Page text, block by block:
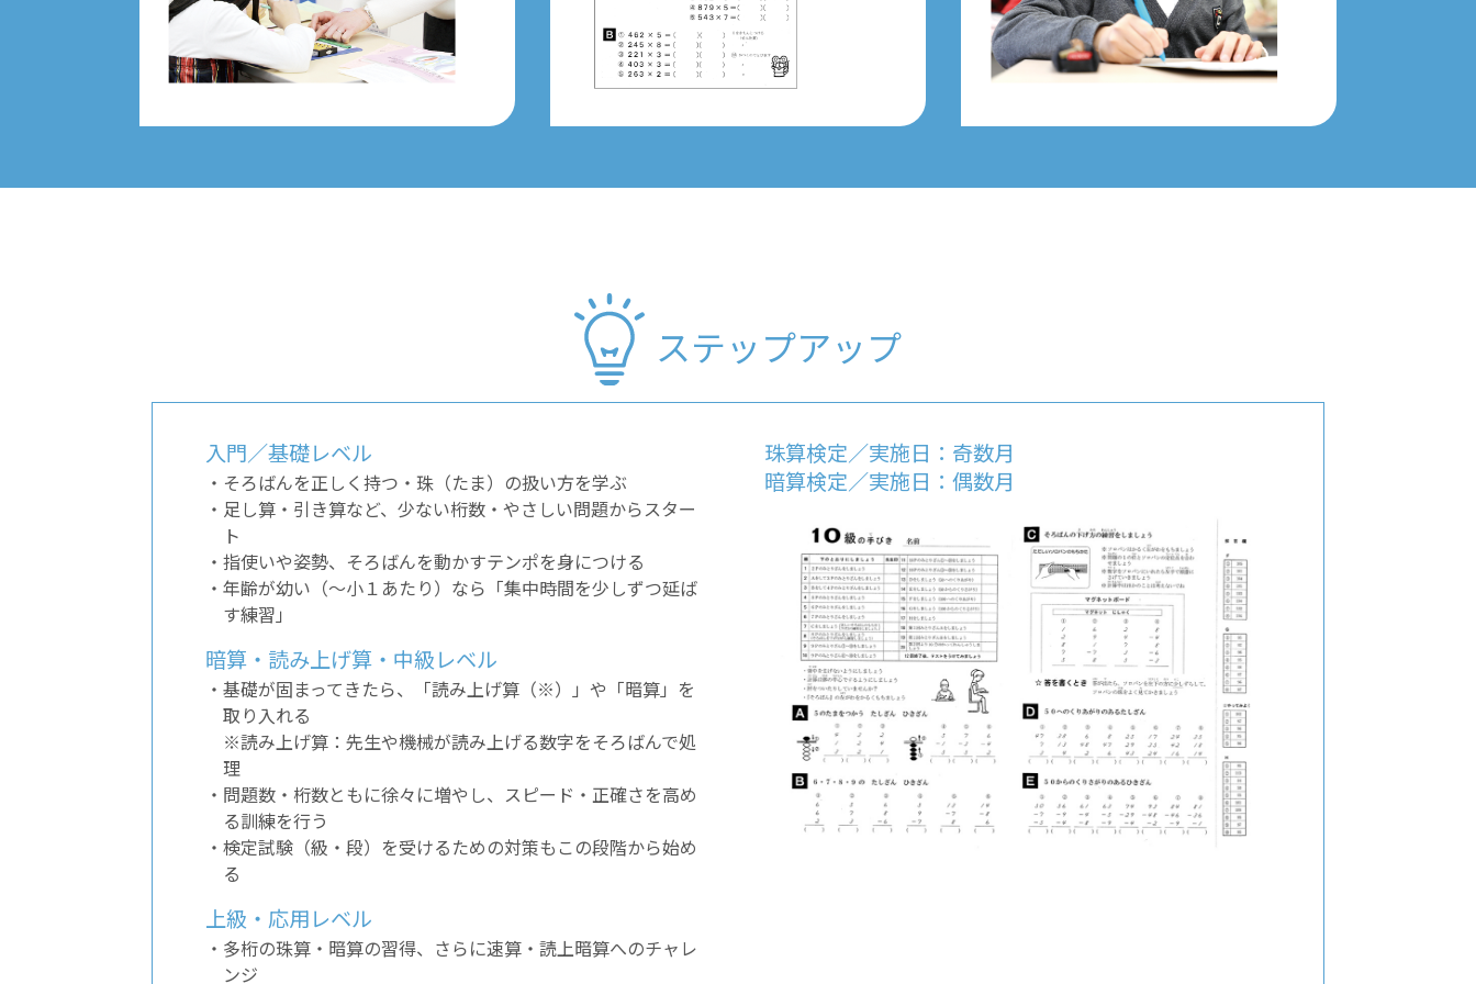
ステップアップ
入門／基礎レベル
・そろばんを正しく持つ・珠（たま）の扱い方を学ぶ
・足し算・引き算など、少ない桁数・やさしい問題からスター
ト
・指使いや姿勢、そろばんを動かすテンポを身につける
・年齢が幼い（〜小１あたり）なら「集中時間を少しずつ延ば
す練習」
暗算・読み上げ算・中級レベル
・基礎が固まってきたら、「読み上げ算（※）」や「暗算」を
取り入れる
※読み上げ算：先生や機械が読み上げる数字をそろばんで処
理
・問題数・桁数ともに徐々に増やし、スピード・正確さを高め
る訓練を行う
・検定試験（級・段）を受けるための対策もこの段階から始め
る
上級・応用レベル
・多桁の珠算・暗算の習得、さらに速算・読上暗算へのチャレ
ンジ
珠算検定／実施日：奇数月
暗算検定／実施日：偶数月